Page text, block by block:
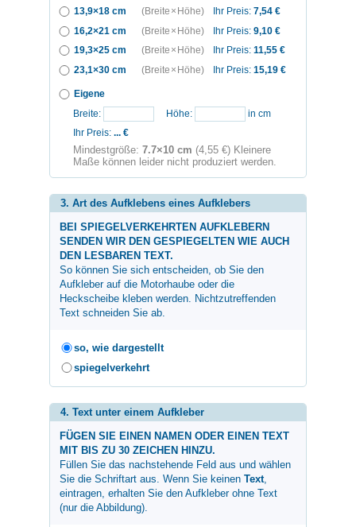
13,9×18 cm
(Breite × Höhe) Ihr Preis: 7,54 €
16,2×21 cm
(Breite × Höhe) Ihr Preis: 9,10 €
19,3×25 cm
(Breite × Höhe) Ihr Preis: 11,55 €
23,1×30 cm
(Breite × Höhe) Ihr Preis: 15,19 €
Eigene
Breite:
Höhe:
in cm
Ihr Preis: ... €
Mindestgröße: 7.7×10 cm (4,55 €) Kleinere
Maße können leider nicht produziert werden.
3. Art des Aufklebens eines Aufklebers
BEI SPIEGELVERKEHRTEN AUFKLEBERN
SENDEN WIR DEN GESPIEGELTEN WIE AUCH
DEN LESBAREN TEXT.
So können Sie sich entscheiden, ob Sie den
Aufkleber auf die Motorhaube oder die
Heckscheibe kleben werden. Nichtzutreffenden
Text schneiden Sie ab.
so, wie dargestellt
spiegelverkehrt
4. Text unter einem Aufkleber
FÜGEN SIE EINEN NAMEN ODER EINEN TEXT
MIT BIS ZU 30 ZEICHEN HINZU.
Füllen Sie das nachstehende Feld aus und wählen
Sie die Schriftart aus. Wenn Sie keinen Text,
eintragen, erhalten Sie den Aufkleber ohne Text
(nur die Abbildung).